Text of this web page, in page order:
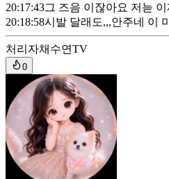
20:17:43그 즈음 이잖아요 저늗
20:18:58시발 달래도,,,안주네 이
처리자채수연TV
0